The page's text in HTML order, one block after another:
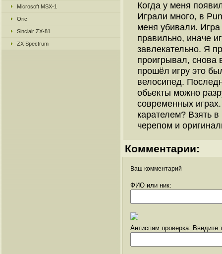
Microsoft MSX-1
Oric
Sinclair ZX-81
ZX Spectrum
Когда у меня
Играли много, в
меня убивали.
правильно, иначе
завлекательно. Я
проигрывал, снова
прошёл игру это
велосипед.
обьекты можно
современных
карателем? Взять
черепом и
Комментарии:
Ваш комментарий
ФИО или ник:
Антиспам проверка: Введите